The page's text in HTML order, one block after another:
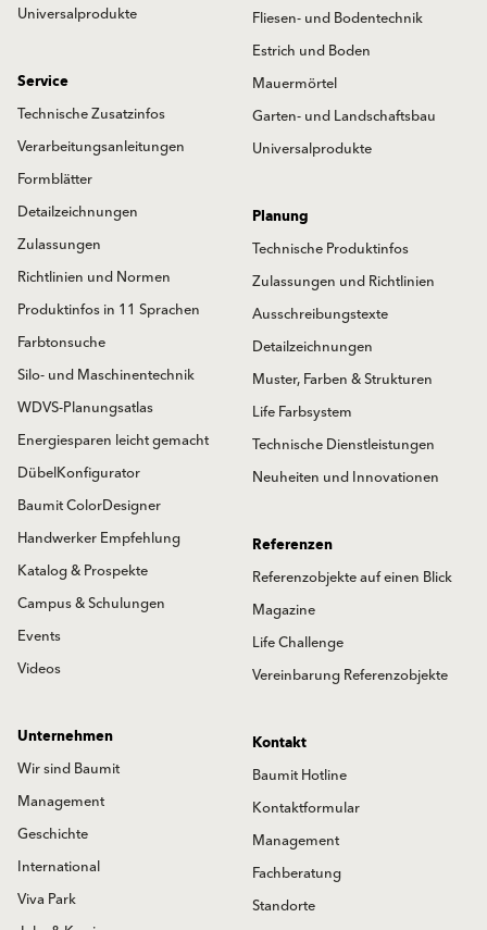
Universalprodukte
Fliesen- und Bodentechnik
Estrich und Boden
Mauermörtel
Garten- und Landschaftsbau
Universalprodukte
Service
Technische Zusatzinfos
Verarbeitungsanleitungen
Formblätter
Detailzeichnungen
Zulassungen
Richtlinien und Normen
Produktinfos in 11 Sprachen
Farbtonsuche
Silo- und Maschinentechnik
WDVS-Planungsatlas
Energiesparen leicht gemacht
DübelKonfigurator
Baumit ColorDesigner
Handwerker Empfehlung
Katalog & Prospekte
Campus & Schulungen
Events
Videos
Planung
Technische Produktinfos
Zulassungen und Richtlinien
Ausschreibungstexte
Detailzeichnungen
Muster, Farben & Strukturen
Life Farbsystem
Technische Dienstleistungen
Neuheiten und Innovationen
Referenzen
Referenzobjekte auf einen Blick
Magazine
Life Challenge
Vereinbarung Referenzobjekte
Unternehmen
Wir sind Baumit
Management
Geschichte
International
Viva Park
Kontakt
Baumit Hotline
Kontaktformular
Management
Fachberatung
Standorte